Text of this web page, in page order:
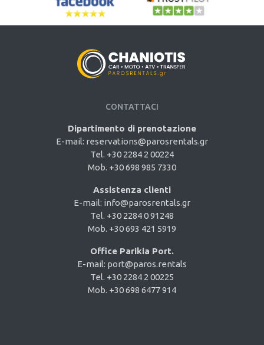
CONTATTACI
Dipartimento di prenotazione
E-mail: reservations@parosrentals.gr
Tel. +30 2284 2 00224
Mob. +30 698 985 7330
Assistenza clienti
E-mail: info@parosrentals.gr
Tel. +30 2284 0 91248
Mob. +30 693 421 5919
Office Parikia Port.
E-mail: port@paros.rentals
Tel. +30 2284 2 00225
Mob. +30 698 6477 914